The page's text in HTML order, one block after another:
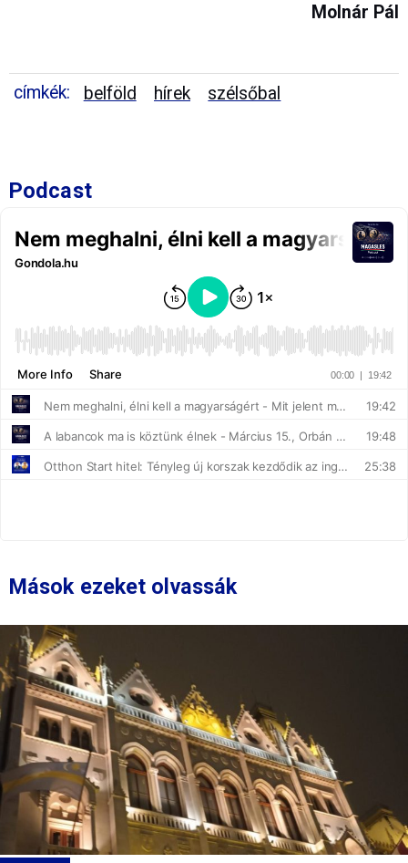
Molnár Pál
címkék: belföld hírek szélsőbal
Podcast
Mások ezeket olvassák